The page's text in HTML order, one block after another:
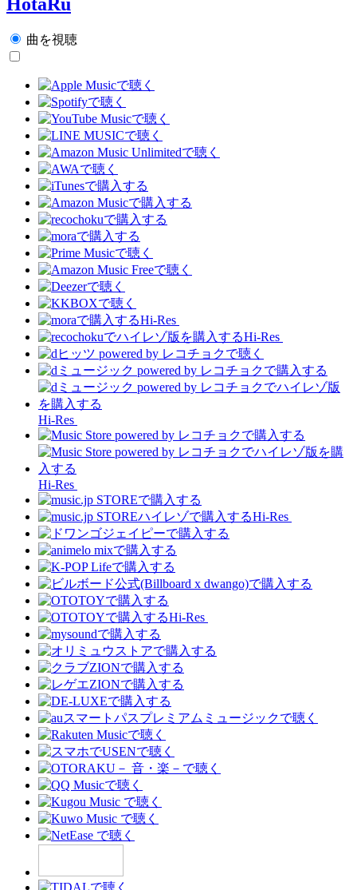
曲を視聴
Hi-Res
Hi-Res
Hi-Res
Hi-Res
Hi-Res
Hi-Res